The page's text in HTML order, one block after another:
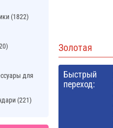
(1822)
для
(221)
Золотая
Быстрый
переход: